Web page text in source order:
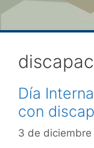
Día
con
3 de